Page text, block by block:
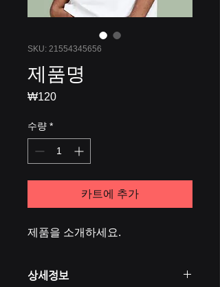
SKU: 21554345656
제품명
₩120가
수량 *
카트에 추가
제품을 소개하세요.
상세정보